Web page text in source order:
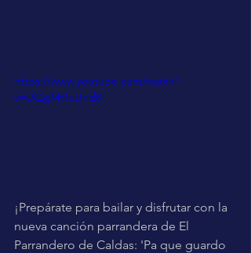
https://www.youtube.com/watch?
v=UQgMt1xUhd8
¡Prepárate para bailar y disfrutar con la
nueva canción parrandera de El
Parrandero de Caldas: 'Pa que guardo